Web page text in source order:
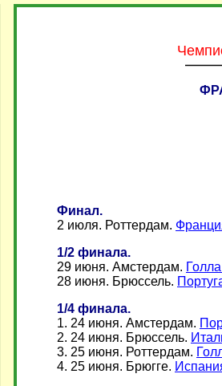
Финал.
2 июля. Роттердам.
1/2 финала.
29 июня. Амстердам.
28 июня. Брюссель.
1/4 финала.
1. 24 июня. Амстердам.
2. 24 июня. Брюссель.
3. 25 июня. Роттердам.
4. 25 июня. Брюгге.